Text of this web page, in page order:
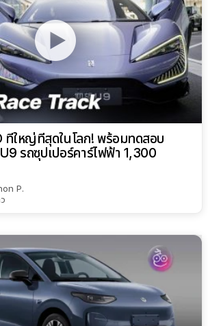
ที่ใหญ่ที่สุดในโลก! พร้อมทดสอบ
รถซุปเปอร์คาร์ไฟฟ้า 1,300
P.